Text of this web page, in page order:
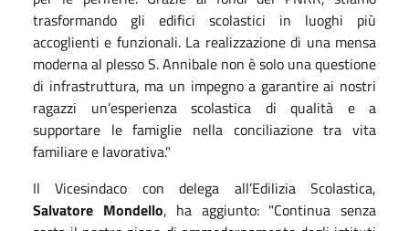
trasformando gli edifici scolastici in luoghi più
accoglienti e funzionali. La realizzazione di una mensa
moderna al plesso S. Annibale non è solo una questione
di infrastruttura, ma un impegno a garantire ai nostri
ragazzi un’esperienza scolastica di qualità e a
supportare le famiglie nella conciliazione tra vita
familiare e lavorativa."
Il Vicesindaco con delega all’Edilizia Scolastica,
Salvatore Mondello, ha aggiunto: "Continua senza